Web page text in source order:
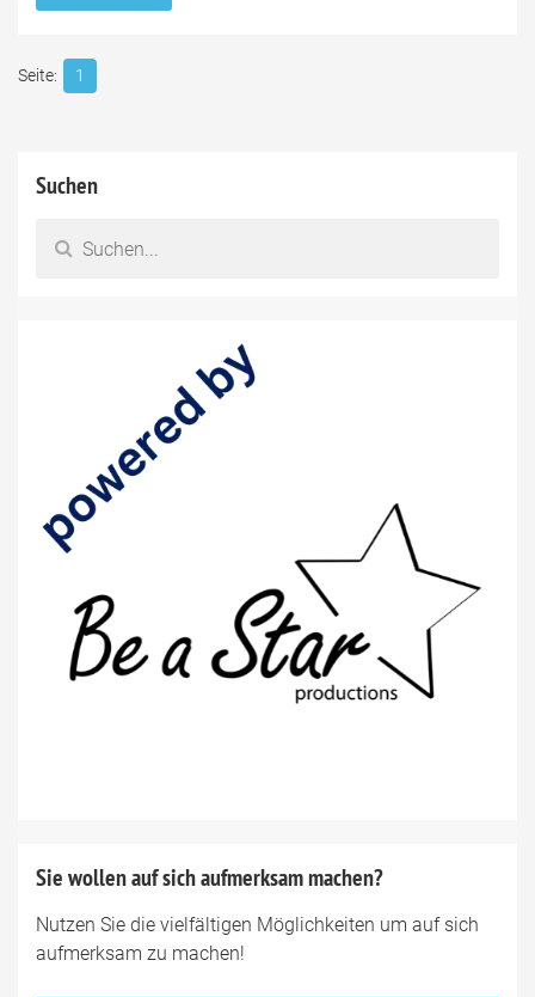
1
Suchen
Sie wollen auf sich aufmerksam machen?
Nutzen Sie die vielfältigen Möglichkeiten um auf sich
aufmerksam zu machen!